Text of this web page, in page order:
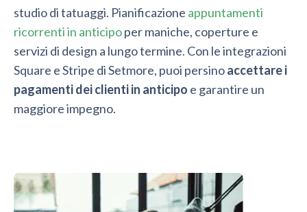
studio di tatuaggi. Pianificazione appuntamenti
ricorrenti in anticipoper maniche, coperture e
servizi di design a lungo termine. Con le integrazioni
Square e Stripe di Setmore, puoi persinoaccettare i
pagamenti dei clienti in anticipo e garantire un
maggiore impegno.